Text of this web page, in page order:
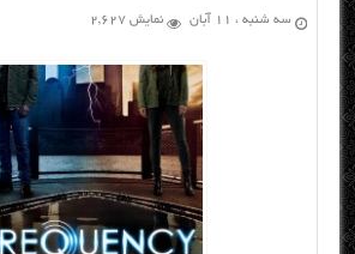
سه شنبه ، ۱۱ آبان نمایش 2,627